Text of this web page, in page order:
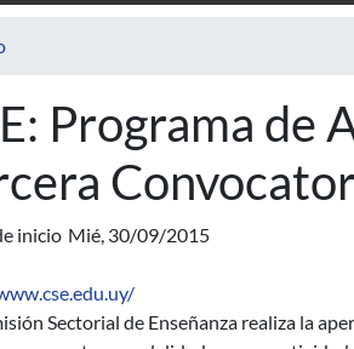
Programa de
inicio Mié, 30/09/2015
Sectorial de Enseñanza realiza la